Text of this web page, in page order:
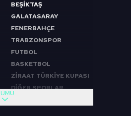
BEŞİKTAŞ
GALATASARAY
FENERBAHÇE
TRABZONSPOR
FUTBOL
BASKETBOL
ZİRAAT TÜRKİYE KUPASI
DİĞER SPORLAR